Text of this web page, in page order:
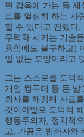
면 감옥에 가는 등 세
트를 열심히 하는 사
할 수 있다고 전했다
무력화 시키는 기술
용함에도 불구하고)
일 없는 모양이라고
그는 스스로를 도덕
개인 컴퓨터 등 돈
회사를 해킹해 자료
것이야말로 도덕적
행동주의자, 정치적
고, 가끔은 범좌자와